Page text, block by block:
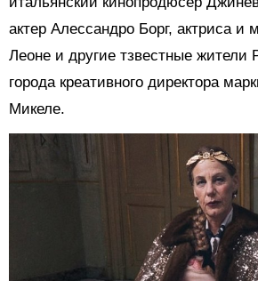
актер Алессандро Борг, актриса
Леоне и другие тзвестные
города креативного директора
Микеле.